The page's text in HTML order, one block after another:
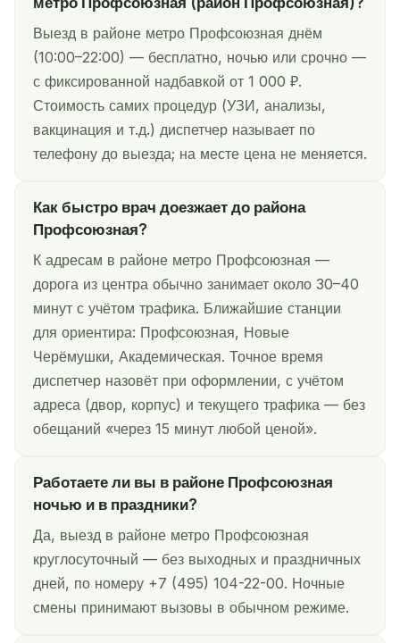
Выезд в районе метро Профсоюзная днём
(10:00–22:00) — бесплатно, ночью или срочно —
с фиксированной надбавкой от 1 000 ₽.
Стоимость самих процедур (УЗИ, анализы,
вакцинация и т.д.) диспетчер называет по
телефону до выезда; на месте цена не меняется.
Как быстро врач доезжает до района
Профсоюзная?
К адресам в районе метро Профсоюзная —
дорога из центра обычно занимает около 30–40
минут с учётом трафика. Ближайшие станции
для ориентира: Профсоюзная, Новые
Черёмушки, Академическая. Точное время
диспетчер назовёт при оформлении, с учётом
адреса (двор, корпус) и текущего трафика — без
обещаний «через 15 минут любой ценой».
Работаете ли вы в районе Профсоюзная
ночью и в праздники?
Да, выезд в районе метро Профсоюзная
круглосуточный — без выходных и праздничных
дней, по номеру +7 (495) 104-22-00. Ночные
смены принимают вызовы в обычном режиме.